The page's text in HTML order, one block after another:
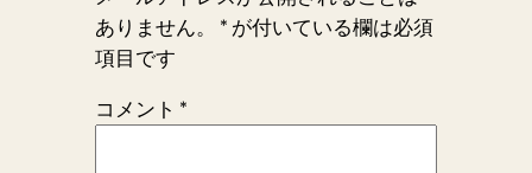
ありません。
* が付いている欄は必須
項目です
コメント *